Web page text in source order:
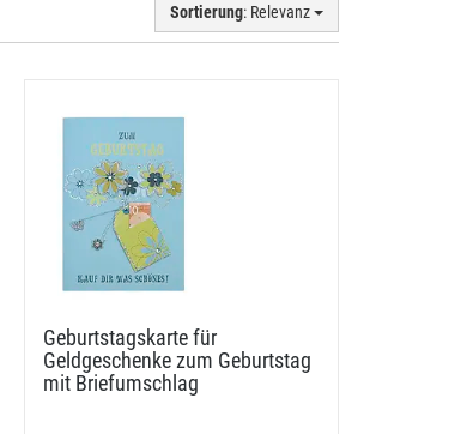
Sortierung: Relevanz
Geburtstagskarte für
Geldgeschenke zum Geburtstag
mit Briefumschlag